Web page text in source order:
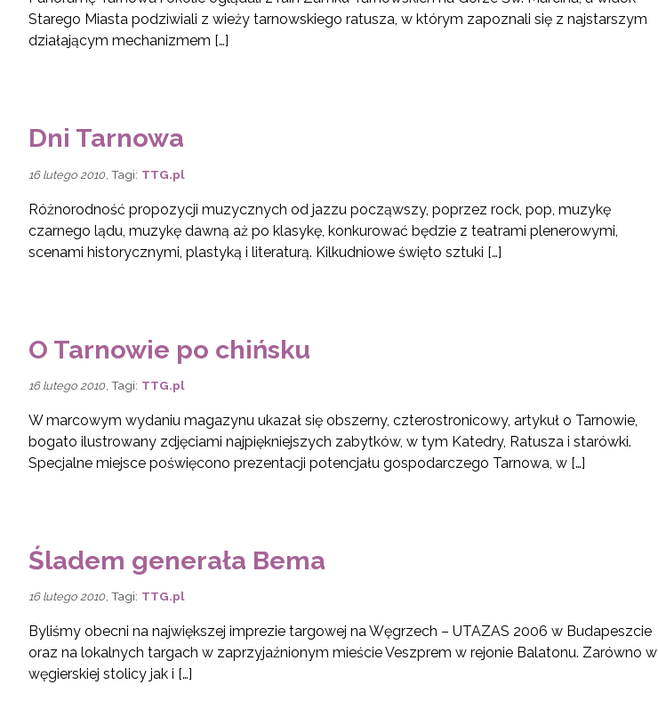
Starego Miasta podziwiali z wieży tarnowskiego ratusza, w którym zapoznali się z najstarszym
działającym mechanizmem […]
Dni Tarnowa
16 lutego 2010 , Tagi: TTG.pl
Różnorodność propozycji muzycznych od jazzu począwszy, poprzez rock, pop, muzykę
czarnego lądu, muzykę dawną aż po klasykę, konkurować będzie z teatrami plenerowymi,
scenami historycznymi, plastyką i literaturą. Kilkudniowe święto sztuki […]
O Tarnowie po chińsku
16 lutego 2010 , Tagi: TTG.pl
W marcowym wydaniu magazynu ukazał się obszerny, czterostronicowy, artykuł o Tarnowie,
bogato ilustrowany zdjęciami najpiękniejszych zabytków, w tym Katedry, Ratusza i starówki.
Specjalne miejsce poświęcono prezentacji potencjału gospodarczego Tarnowa, w […]
Śladem generała Bema
16 lutego 2010 , Tagi: TTG.pl
Byliśmy obecni na największej imprezie targowej na Węgrzech – UTAZAS 2006 w Budapeszcie
oraz na lokalnych targach w zaprzyjaźnionym mieście Veszprem w rejonie Balatonu. Zarówno w
węgierskiej stolicy jak i […]